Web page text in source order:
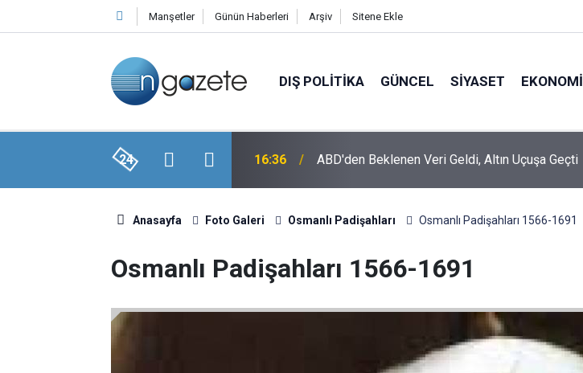
Manşetler Günün Haberleri Arşiv Sitene Ekle
DIŞ POLITIKA GÜNCEL SIYASET EKONOMI
24
İmzaladığı Anlaşmanın Detayları 16:36 ABD'den Beklenen Veri Geldi, Altın Uçuşa Geçti
Anasayfa Foto Galeri Osmanlı Padişahları Osmanlı Padişahları 1566-1691
Osmanlı Padişahları 1566-1691